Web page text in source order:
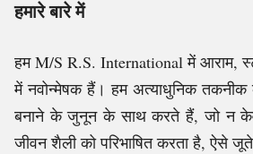
हमारे बारे में
हम M/S R.S. International में आराम,
में नवोन्मेषक हैं। हम अत्याधुनिक तकनीक
बनाने के जुनून के साथ करते हैं, जो न
जीवन शैली को परिभाषित करता है, ऐसे